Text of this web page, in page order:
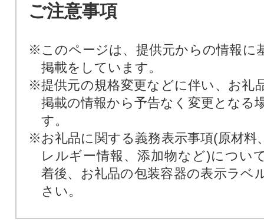
ご注意事項
※このページは、提供元からの情報に
掲載をしています。
※提供元の規格変更などに伴い、お礼
掲載の情報から予告なく変更となる
す。
※お礼品に関する義務表示事項(原材料
レルギー情報、添加物など)につい
着後、お礼品の包装容器の表示ラベ
さい。